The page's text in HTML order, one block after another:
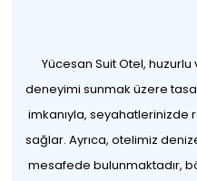
Yücesan Suit Otel,
deneyimi sunmak üzere
imkanıyla, seyahatlerinizde
sağlar. Ayrıca, otelimiz
mesafede bulunmaktadır,